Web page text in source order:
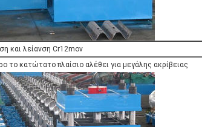
και λείανση Cr12mov
το κατώτατο πλαίσιο αλέθει για μεγάλης ακρίβειας